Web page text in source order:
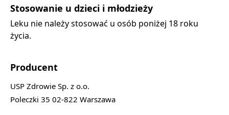
Stosowanie u dzieci i młodzieży
Leku nie należy stosować u osób poniżej 18 roku
życia.
Producent
USP Zdrowie Sp. z o.o.
Poleczki 35 02-822 Warszawa